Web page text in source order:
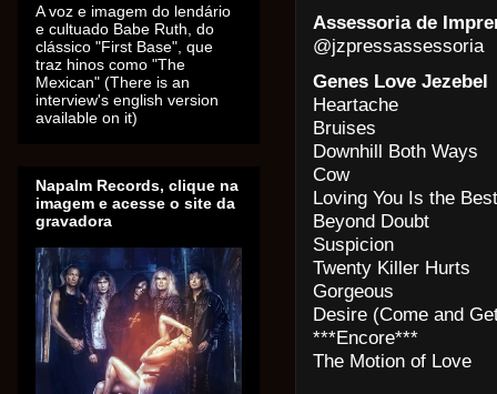
Assessoria de
@jzpressassessoria
Genes Love Jezebel
Heartache
Bruises
Downhill Both Ways
Cow
Loving You Is the
Beyond Doubt
Suspicion
Twenty Killer Hurts
Gorgeous
Desire (Come and
***Encore***
The Motion of Love
A voz e imagem do lendário
e cultuado Babe Ruth, do
clássico "First Base", que
traz hinos como "The
Mexican" (There is an
interview's english version
available on it)
Napalm Records, clique na
imagem e acesse o site da
gravadora